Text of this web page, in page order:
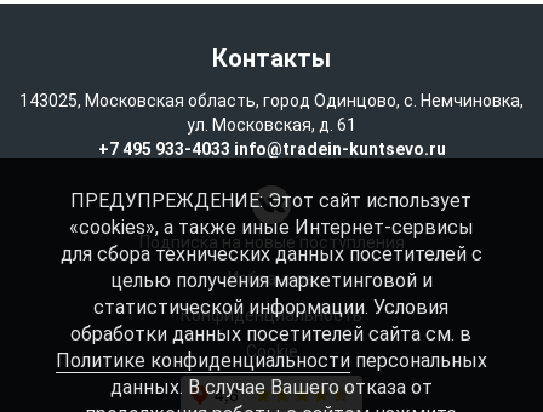
Контакты
143025, Московская область, город Одинцово, с. Немчиновка,
ул. Московская, д. 61
+7 495 933-4033 info@tradein-kuntsevo.ru
Подписка на новые поступления
Избранное
Конфиденциальность
Cookie
ПРЕДУПРЕЖДЕНИЕ: Этот сайт использует
«cookies», а также иные Интернет-сервисы
для сбора технических данных посетителей с
целью получения маркетинговой и
статистической информации. Условия
обработки данных посетителей сайта см. в
Политике конфиденциальностиперсональных
данных. В случае Вашего отказа от